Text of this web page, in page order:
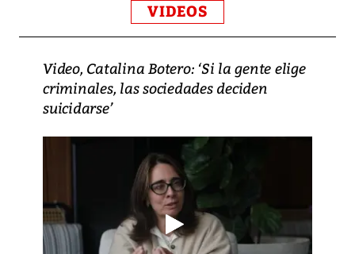
VIDEOS
Video, Catalina Botero: ‘Si la gente elige
criminales, las sociedades deciden
suicidarse’